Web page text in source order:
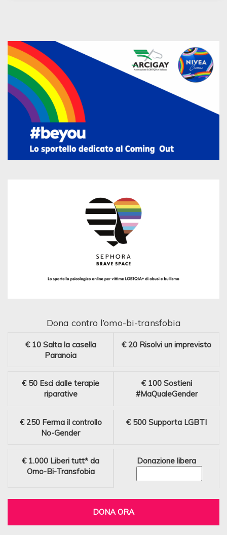
Dona contro l’omo-bi-transfobia
€ 10 Salta la casella
Paranoia
€ 20 Risolvi un imprevisto
€ 50 Esci dalle terapie
riparative
€ 100 Sostieni
#MaQualeGender
€ 250 Ferma il controllo
No-Gender
€ 500 Supporta LGBTI
€ 1.000 Liberi tutt* da
Omo-Bi-Transfobia
Donazione libera
DONA ORA